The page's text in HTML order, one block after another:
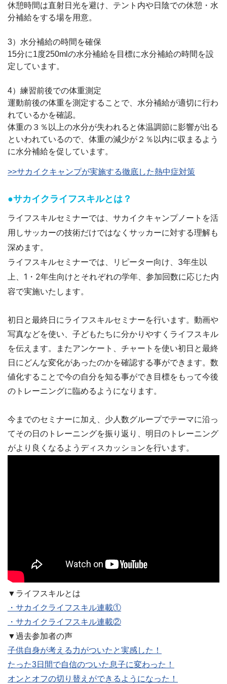
休憩時間は直射日光を避け、テント内や日陰での休憩・水
分補給をする場を用意。
3）水分補給の時間を確保
15分に1度250mlの水分補給を目標に水分補給の時間を設
定しています。
4）練習前後での体重測定
運動前後の体重を測定することで、水分補給が適切に行わ
れているかを確認。
体重の３％以上の水分が失われると体温調節に影響が出る
といわれているので、体重の減少が２％以内に収まるよう
に水分補給を促しています。
>>サカイクキャンプが実施する徹底した熱中症対策
●サカイクライフスキルとは？
ライフスキルセミナーでは、サカイクキャンプノートを活
用しサッカーの技術だけではなくサッカーに対する理解も
深めます。
ライフスキルセミナーでは、リピーター向け、3年生以
上、1・2年生向けとそれぞれの学年、参加回数に応じた内
容で実施いたします。
初日と最終日にライフスキルセミナーを行います。動画や
写真などを使い、子どもたちに分かりやすくライフスキル
を伝えます。またアンケート、チャートを使い初日と最終
日にどんな変化があったのかを確認する事ができます。数
値化することで今の自分を知る事ができ目標をもって今後
のトレーニングに臨めるようになります。
今までのセミナーに加え、少人数グループでテーマに沿っ
てその日のトレーニングを振り返り、明日のトレーニング
がより良くなるようディスカッションを行います。
▼ライフスキルとは
・サカイクライフスキル連載①
・サカイクライフスキル連載②
▼過去参加者の声
子供自身が考える力がついたと実感した！
たった3日間で自信のついた息子に変わった！
オンとオフの切り替えができるようになった！